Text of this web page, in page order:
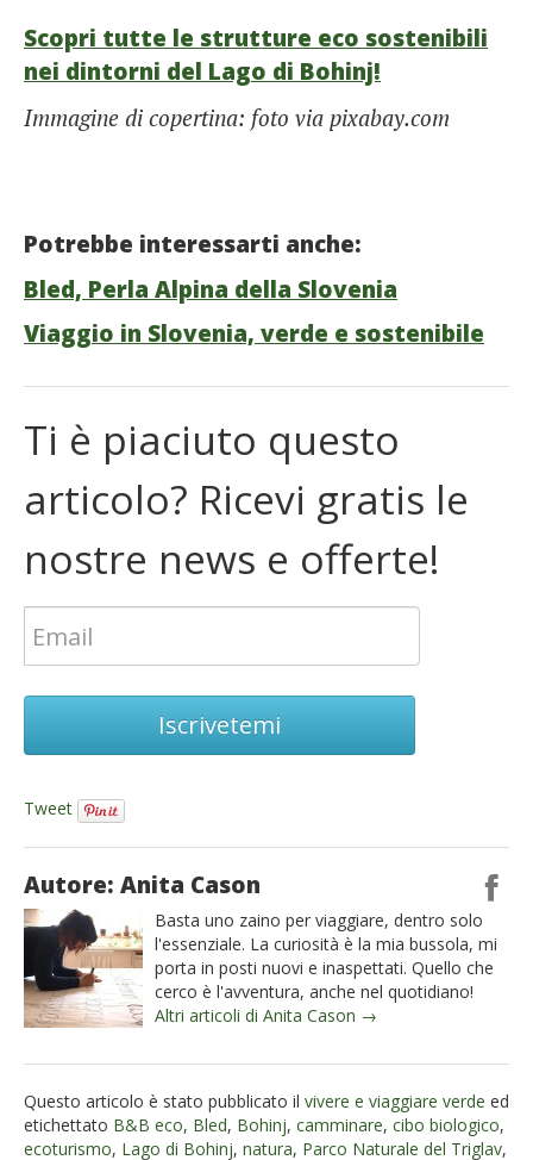
Scopri tutte le strutture eco sostenibili
nei dintorni del Lago di Bohinj!
Immagine di copertina: foto via pixabay.com
Potrebbe interessarti anche:
Bled, Perla Alpina della Slovenia
Viaggio in Slovenia, verde e sostenibile
Ti è piaciuto questo
articolo? Ricevi gratis le
nostre news e offerte!
Iscrivetemi
Tweet
Autore: Anita Cason
Basta uno zaino per viaggiare, dentro solo
l'essenziale. La curiosità è la mia bussola, mi
porta in posti nuovi e inaspettati. Quello che
cerco è l'avventura, anche nel quotidiano!
Altri articoli di Anita Cason →
Questo articolo è stato pubblicato il vivere e viaggiare verde ed
etichettato B&B eco, Bled, Bohinj, camminare, cibo biologico,
ecoturismo, Lago di Bohinj, natura, Parco Naturale del Triglav,